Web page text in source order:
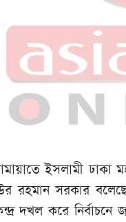
ইসলামী ঢাকা
রহমান সরকার
দখল করে